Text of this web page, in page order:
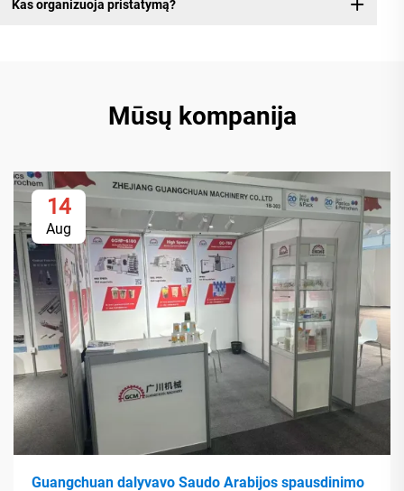
Kas organizuoja pristatymą?
Mūsų kompanija
14
Aug
Guangchuan dalyvavo Saudo Arabijos spausdinimo